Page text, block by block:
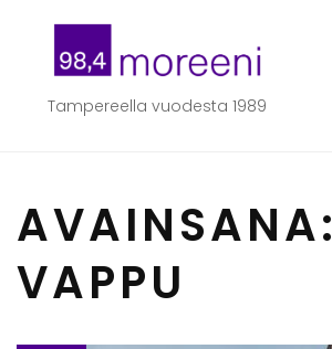
content
Tampereella vuodesta 1989
AVAINSANA:
VAPPU